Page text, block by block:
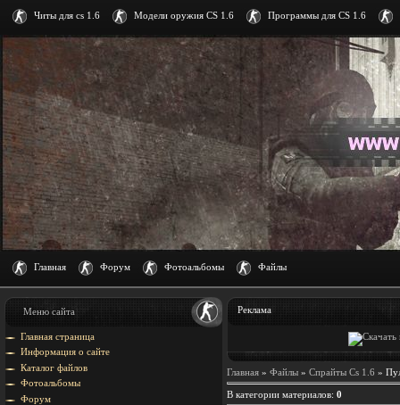
Читы для cs 1.6 Модели оружия CS 1.6 Программы для CS 1.6
Главная Форум Фотоальбомы Файлы
Меню сайта
Главная страница
Информация о сайте
Каталог файлов
Фотоальбомы
Форум
Реклама
Главная » Файлы » Спрайты Cs 1.6 »
В категории материалов: 0